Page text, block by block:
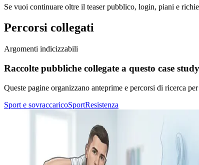
Se vuoi continuare oltre il teaser pubblico, login, piani e
Percorsi collegati
Argomenti indicizzabili
Raccolte pubbliche collegate a questo case study
Queste pagine organizzano anteprime e percorsi di ricerca
Sport e sovraccaricoSportResistenza